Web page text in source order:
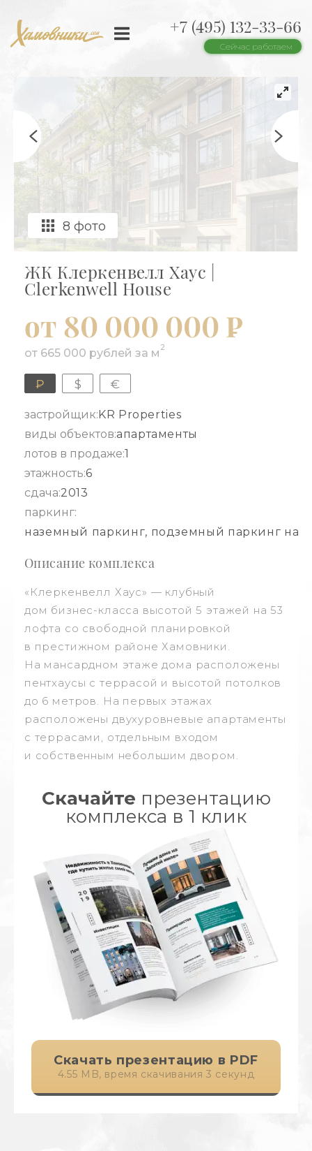
+7 (495) 132-33-66
Сейчас работаем
8 фото
ЖК Клеркенвелл Хаус |
Clerkenwell House
от 80 000 000 ₽
от 665 000 рублей за м 2
₽ $ €
застройщик:KR Properties
виды объектов:апартаменты
лотов в продаже:1
этажность:6
сдача:2013
паркинг:
наземный паркинг, подземный паркинг на
Описание комплекса
«Клеркенвелл Хаус» — клубный
дом бизнес-класса высотой 5 этажей на 53
лофта со свободной планировкой
в престижном районе Хамовники.
На мансардном этаже дома расположены
пентхаусы с террасой и высотой потолков
до 6 метров. На первых этажах
расположены двухуровневые апартаменты
с террасами, отдельным входом
и собственным небольшим двором.
Скачайте презентацию
комплекса в 1 клик
Скачать презентацию в PDF
4.55 MB, время скачивания 3 секунд